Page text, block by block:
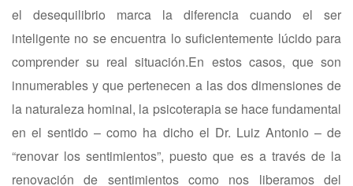
el desequilibrio marca la diferencia cuando el ser
inteligente no se encuentra lo suficientemente lúcido para
comprender su real situación.En estos casos, que son
innumerables y que pertenecen a las dos dimensiones de
la naturaleza hominal, la psicoterapia se hace fundamental
en el sentido – como ha dicho el Dr. Luiz Antonio – de
“renovar los sentimientos”, puesto que es a través de la
renovación de sentimientos como nos liberamos del